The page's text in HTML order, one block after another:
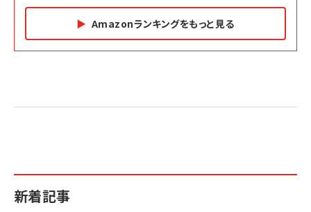
Amazonランキングをもっと見る
2億円を売り上げたプロが教える note×AI 最強の
小さな会社は戦略が9割
anan(アンアン)2026/07/01号 No.2501[魅せる
anan(アンアン)2026/06/24号 No.2500増刊
ベインキャピタル 企業価値向上力の秘密
ルな本質」
新着記事